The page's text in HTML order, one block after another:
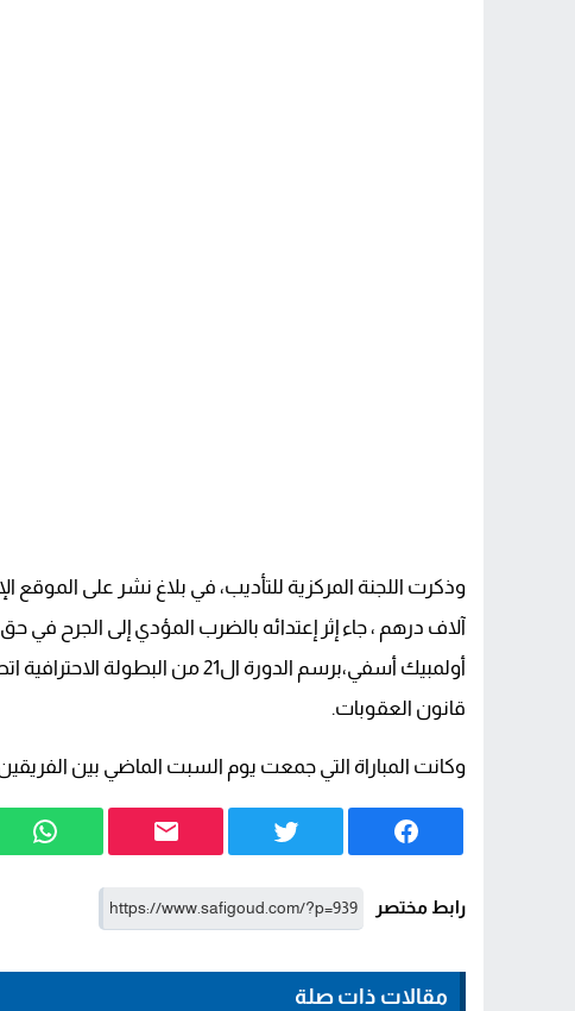
آلاف درهم ، جاء إثر إعتدائه بالضرب المؤدي إلى الجرح في
قانون العقوبات.
وكانت المباراة التي جمعت يوم السبت الماضي بين
رابط مختصر
مقالات ذات صلة